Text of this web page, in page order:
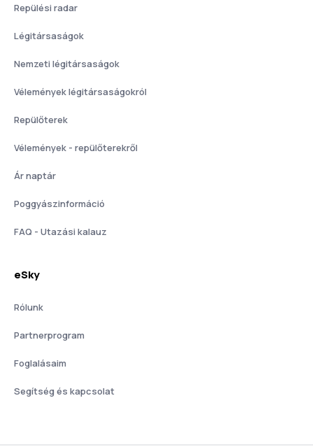
Repülési radar
Légitársaságok
Nemzeti légitársaságok
Vélemények légitársaságokról
Repülőterek
Vélemények - repülőterekről
Ár naptár
Poggyászinformáció
FAQ - Utazási kalauz
eSky
Rólunk
Partnerprogram
Foglalásaim
Segítség és kapcsolat